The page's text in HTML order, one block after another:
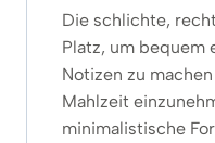
Die schlichte,
Platz, um bequem
Notizen zu
Mahlzeit
minimalistische